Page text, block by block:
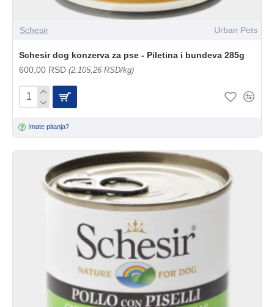
Schesir Urban Pets
Schesir dog konzerva za pse - Piletina i bundeva 285g
600,00 RSD (2.105,26 RSD/kg)
Imate pitanja?